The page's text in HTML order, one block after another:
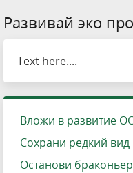
Развивай эко
Text here....
Вложи в развитие
Сохрани редкий вид
Останови